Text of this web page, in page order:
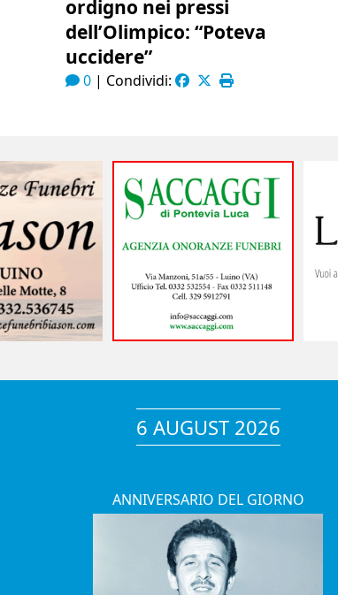
ordigno nei pressi
dell’Olimpico: “Poteva
uccidere”
0 | Condividi:
6 AUGUST 2026
ANNIVERSARIO DEL GIORNO